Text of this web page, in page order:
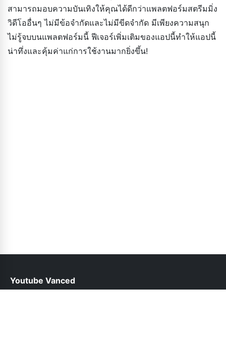
สามารถมอบความบันเทิงให้คุณได้ดีกว่าแพลตฟอร์มสตรีมมิ่ง
วิดีโออื่นๆ ไม่มีข้อจำกัดและไม่มีขีดจำกัด มีเพียงความสนุก
ไม่รู้จบบนแพลตฟอร์มนี้ ฟีเจอร์เพิ่มเติมของแอปนี้ทำให้แอปนี้
น่าทึ่งและคุ้มค่าแก่การใช้งานมากยิ่งขึ้น!
Youtube Vanced